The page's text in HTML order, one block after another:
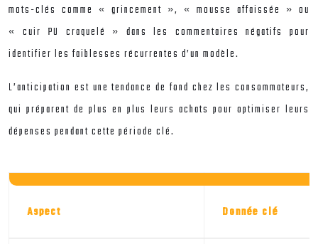
mots-clés comme « grincement », « mousse affaissée » ou
« cuir PU craquelé » dans les commentaires négatifs pour
identifier les faiblesses récurrentes d’un modèle.
L’anticipation est une tendance de fond chez les consommateurs,
qui préparent de plus en plus leurs achats pour optimiser leurs
dépenses pendant cette période clé.
Aspect Donnée clé